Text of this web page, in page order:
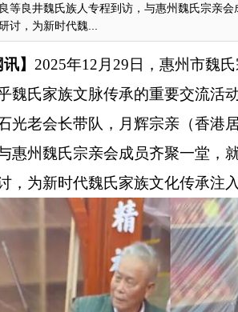
等良井魏氏族人专程到访，与惠州魏氏宗亲
讨，为新时代魏...
】 2025年12 月 29 日，惠州市魏
魏氏家族文脉传承的重要交流活
光老会长带队，月辉宗亲（香港
惠州魏氏宗亲会成员齐聚一堂，
，为新时代魏氏家族文化传承注入